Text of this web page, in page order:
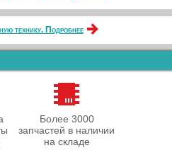
технику. Подробнее
Более 3000
запчастей в наличии
на складе